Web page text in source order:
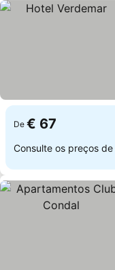
De € 67
Consulte os preços de